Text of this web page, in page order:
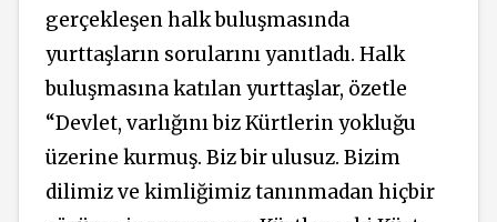
gerçekleşen halk buluşmasında
yurttaşların sorularını yanıtladı. Halk
buluşmasına katılan yurttaşlar, özetle
“Devlet, varlığını biz Kürtlerin yokluğu
üzerine kurmuş. Biz bir ulusuz. Bizim
dilimiz ve kimliğimiz tanınmadan hiçbir